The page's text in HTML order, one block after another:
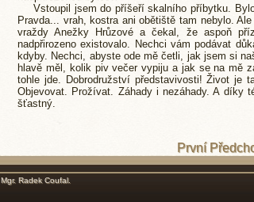
Vstoupil jsem do příšeří skalního příbytku.
Pravda... vrah, kostra ani obětiště tam nebylo.
vraždy Anežky Hrůzové a čekal, že aspoň
nadpřirozeno existovalo. Nechci vám podávat
kdyby. Nechci, abyste ode mě četli, jak jsem si
hlavě měl, kolik piv večer vypiju a jak se na mě
tohle jde. Dobrodružství představivosti! Život
Objevovat. Prožívat. Záhady i nezáhady. A díky
šťastný.
První
Mgr. Radek Coufal.